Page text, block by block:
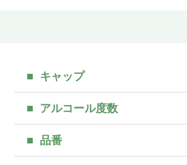
キャップ
アルコール度数
品番